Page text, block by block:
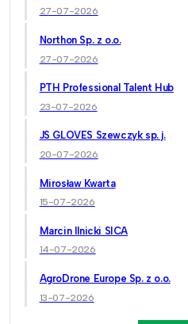
27-07-2026
Northon Sp. z o.o.
27-07-2026
PTH Professional Talent Hub
23-07-2026
JS GLOVES Szewczyk sp. j.
20-07-2026
Mirosław Kwarta
15-07-2026
Marcin Ilnicki SICA
14-07-2026
AgroDrone Europe Sp. z o.o.
13-07-2026